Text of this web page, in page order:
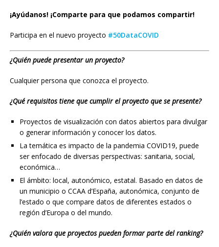
¡Ayúdanos! ¡Comparte para que podamos compartir!
Participa en el nuevo proyecto #50DataCOVID
¿Quién puede presentar un proyecto?
Cualquier persona que conozca el proyecto.
¿Qué requisitos tiene que cumplir el proyecto que se presente?
Proyectos de visualización con datos abiertos para divulgar
o generar información y conocer los datos.
La temática es impacto de la pandemia COVID19, puede
ser enfocado de diversas perspectivas: sanitaria, social,
económica…
El ámbito: local, autonómico, estatal. Basado en datos de
un municipio o CCAA d’España, autonómica, conjunto de
l’estado o que compare datos de diferentes estados o
región d’Europa o del mundo.
¿Quién valora que proyectos pueden formar parte del ranking?